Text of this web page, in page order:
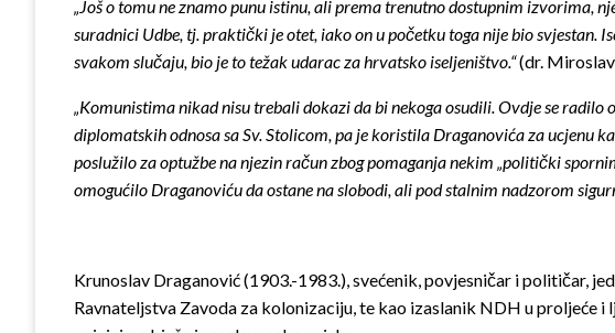
„Još o tomu ne znamo punu istinu, ali prema trenutno dostupnim izvorima,
suradnici Udbe, tj. praktički je otet, iako on u početku toga nije bio
svakom slučaju, bio je to težak udarac za hrvatsko iseljeništvo.“(dr.
„Komunistima nikad nisu trebali dokazi da bi nekoga osudili. Ovdje se
diplomatskih odnosa sa Sv. Stolicom, pa je koristila Draganovića za ucjenu
poslužilo za optužbe na njezin račun zbog pomaganja nekim „politički
omogućilo Draganoviću da ostane na slobodi, ali pod stalnim nadzorom
Krunoslav Draganović (1903.-1983.), svećenik, povjesničar i političar,
Ravnateljstva Zavoda za kolonizaciju, te kao izaslanik NDH u